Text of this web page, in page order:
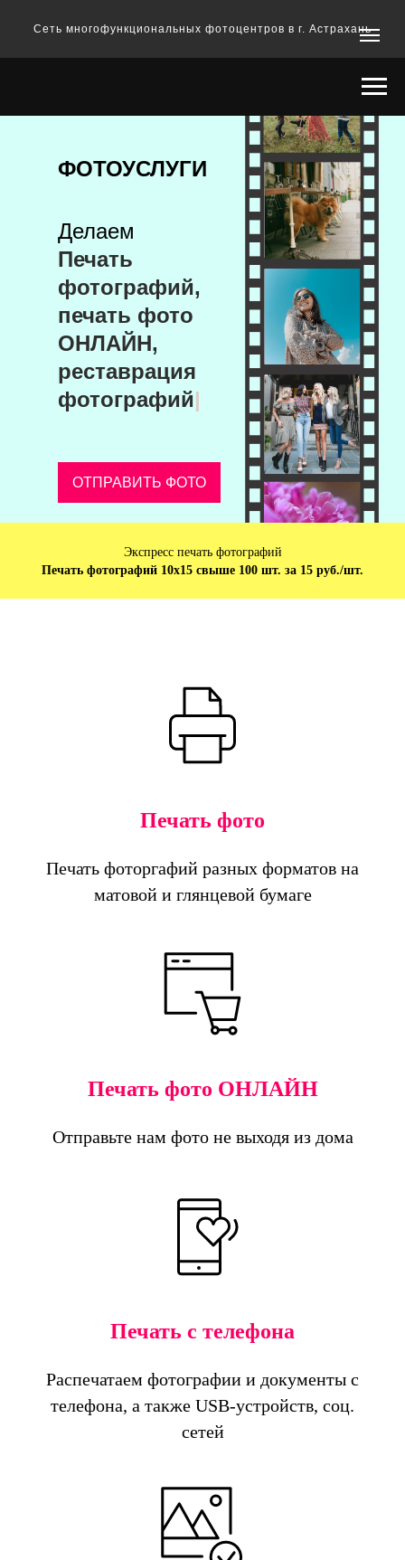
Сеть многофункциональных фотоцентров в г. Астрахань
ОТПРАВИТЬ ФОТО
Делаем
Печать
фотографий,
печать фото
ОНЛАЙН,
реставрация
фотографий|
ФОТОУСЛУГИ
Экспресс печать фотографий
Печать фотографий 10х15 свыше 100 шт. за 15 руб./шт.
Печать фото
Печать фоторгафий разных форматов на
матовой и глянцевой бумаге
Печать фото ОНЛАЙН
Отправьте нам фото не выходя из дома
Печать с телефона
Распечатаем фотографии и документы с
телефона, а также USB-устройств, соц.
сетей